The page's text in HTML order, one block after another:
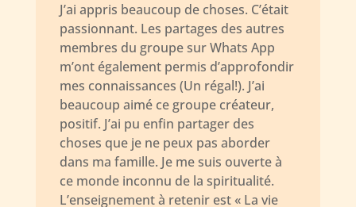
J’ai appris beaucoup de choses. C’était
passionnant. Les partages des autres
membres du groupe sur Whats App
m’ont également permis d’approfondir
mes connaissances (Un régal!). J’ai
beaucoup aimé ce groupe créateur,
positif. J’ai pu enfin partager des
choses que je ne peux pas aborder
dans ma famille. Je me suis ouverte à
ce monde inconnu de la spiritualité.
L’enseignement à retenir est « La vie